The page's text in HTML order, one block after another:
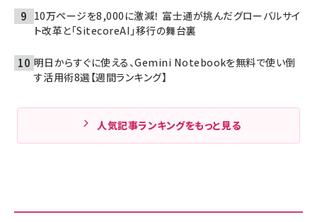
10万ページを8,000に激減！ 富士通が挑んだグローバルサイ
ト改革と「SitecoreAI」移行の舞台裏
明日からすぐに使える、Gemini Notebookを無料で使い倒
す活用術8選【週間ランキング】
人気記事ランキングをもっと見る